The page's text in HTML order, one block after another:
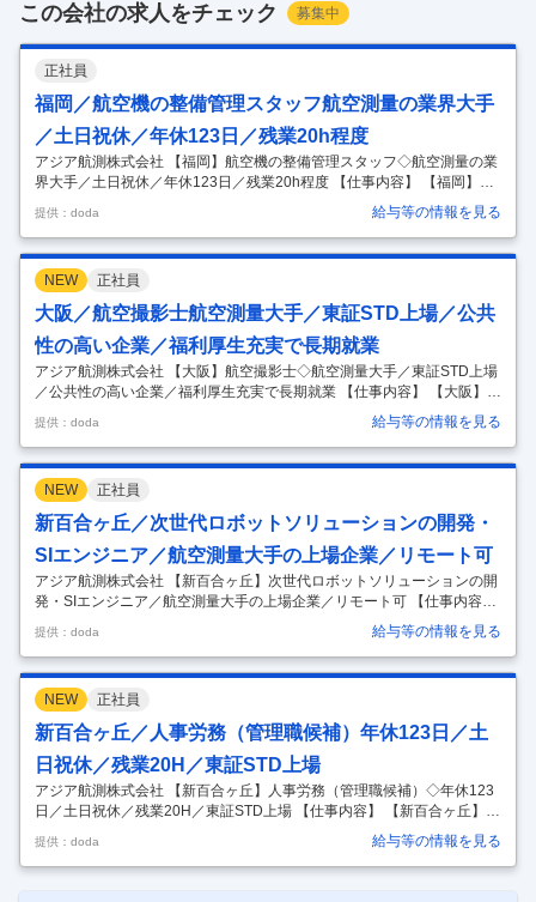
この会社の求人をチェック 募集中
正社員
福岡／航空機の整備管理スタッフ航空測量の業界大手
／土日祝休／年休123日／残業20h程度
アジア航測株式会社 【福岡】航空機の整備管理スタッフ◇航空測量の業
界大手／土日祝休／年休123日／残業20h程度 【仕事内容】 【福岡】航
空機の整備管理スタッフ◇航空測量の業界大手／土日祝休／年休123日
／残業20h程度 【具体的な仕事内容】 ～『空間情報コンサルタント』と
し【国土保全】や【社会インフラ】を守る公共性の高い事業業界随一の
技術を持つ大手建設コンサルタント／超充実の福利厚生で平均勤続年数
15年◎～ ■業務内容： 航空機やドローン等を用いた航空測量データを基
に、防災や国土強靭化や社会インフラの整備・管理などのコンサルティ
ング業務を行う当社において、航空機の整備管理業務をご担当いただき
…
提供：doda 給与等の情報を見る
NEW 正社員
大阪／航空撮影士航空測量大手／東証STD上場／公共
性の高い企業／福利厚生充実で長期就業
アジア航測株式会社 【大阪】航空撮影士◇航空測量大手／東証STD上場
／公共性の高い企業／福利厚生充実で長期就業 【仕事内容】 【大阪】航
空撮影士◇航空測量大手／東証STD上場／公共性の高い企業／福利厚生
充実で長期就業 【具体的な仕事内容】 【業界随一の技術を持つ建設コン
サルタント／社会インフラマネジメント及び国土保全コンサルタントを
中心とした公共性の高い業務／業界未経験歓迎／超充実の福利厚生で平
均勤続年数15年を誇る「人のアジア」】 ■業務概要： アジア航測は「空
からの測量」を基盤技術とする会社です。測量データを元に国土強靭
化、社会インフラの整備・管理など、公共性の高いサービスを提供して
います…
提供：doda 給与等の情報を見る
NEW 正社員
新百合ヶ丘／次世代ロボットソリューションの開発・
SIエンジニア／航空測量大手の上場企業／リモート可
アジア航測株式会社 【新百合ヶ丘】次世代ロボットソリューションの開
発・SIエンジニア／航空測量大手の上場企業／リモート可 【仕事内容】
【新百合ヶ丘】次世代ロボットソリューションの開発・SIエンジニア／
航空測量大手の上場企業／リモート可 【具体的な仕事内容】 【業界随一
の技術を持つ建設コンサルタント／社会インフラマネジメント及び国土
保全コンサルタントを中心とした公共性の高い業務／業界未経験歓迎／
超充実の福利厚生で平均勤続年数15年を誇る「人のアジア」】 ■業務概
要： アジア航測は「空からの測量」を基盤技術とする会社です。測量デ
ータを元に国土強靭化、社会インフラの整備・管理など、公共性の高い
サー…
提供：doda 給与等の情報を見る
NEW 正社員
新百合ヶ丘／人事労務（管理職候補）年休123日／土
日祝休／残業20H／東証STD上場
アジア航測株式会社 【新百合ヶ丘】人事労務（管理職候補）◇年休123
日／土日祝休／残業20H／東証STD上場 【仕事内容】 【新百合ヶ丘】人
事労務（管理職候補）◇年休123日／土日祝休／残業20H／東証STD上
場 【具体的な仕事内容】 ～異業界出身者歓迎『空間情報コンサルタン
ト』とし【国土保全】や【社会インフラ】を守る公共性の高い事業業界
提供：doda 給与等の情報を見る